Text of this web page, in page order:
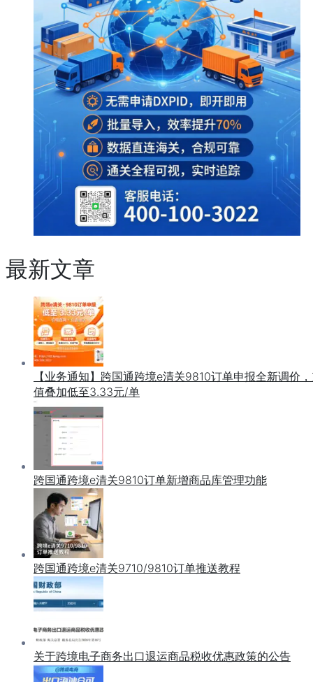
最新文章
【业务通知】跨国通跨境e清关9810订单申报全新调价
值叠加低至3.33元/单
跨国通跨境e清关9810订单新增商品库管理功能
跨国通跨境e清关9710/9810订单推送教程
关于跨境电子商务出口退运商品税收优惠政策的公告